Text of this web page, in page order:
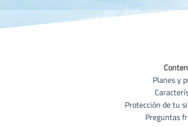
Planes y
Protección de tu
Preguntas